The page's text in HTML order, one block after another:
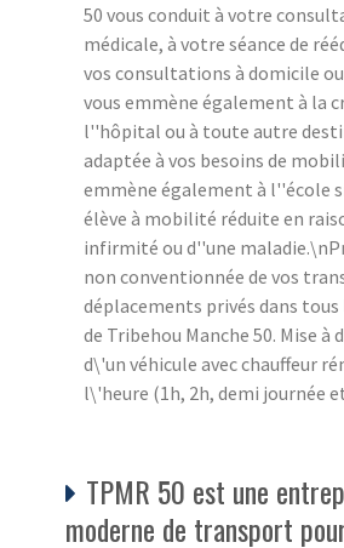
50 vous conduit à votre
médicale, à votre séance de
vos consultations à domicile
vous emmène également à la
l''hôpital ou à toute autre
adaptée à vos besoins de
emmène également à l''école
élève à mobilité réduite en
infirmité ou d''une
non conventionnée de vos
déplacements privés dans
de Tribehou Manche 50. Mise à
d\'un véhicule avec chauffeur
l\'heure (1h, 2h, demi journée
TPMR 50 est une
moderne de transport